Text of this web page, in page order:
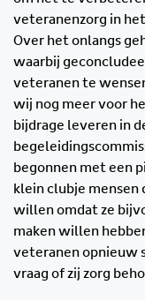
veteranenzorg in
Over het onlangs
waarbij
veteranen te
wij nog meer voor
bijdrage leveren in
begonnen met een
klein clubje mensen
willen omdat ze
maken willen
veteranen opnieuw
vraag of zij zorg